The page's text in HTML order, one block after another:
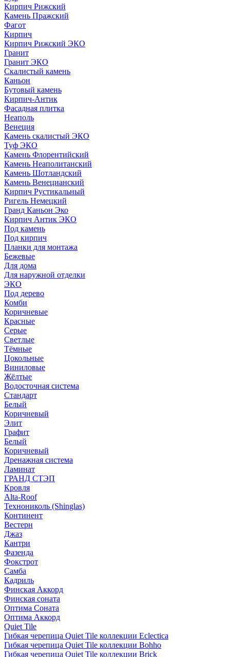
Кирпич Рижский
Камень Пражский
Фагот
Кирпич
Кирпич Рижский ЭКО
Гранит
Гранит ЭКО
Скалистый камень
Каньон
Бутовый камень
Кирпич-Антик
Фасадная плитка
Неаполь
Венеция
Камень скалистый ЭКО
Туф ЭКО
Камень Флорентийский
Камень Неаполитанский
Камень Шотландский
Камень Венецианский
Кирпич Рустикальный
Ригель Немецкий
Гранд Каньон Эко
Кирпич Антик ЭКО
Под камень
Под кирпич
Планки для монтажа
Бежевые
Для дома
Для наружной отделки
ЭКO
Под дерево
Комби
Коричневые
Красные
Серые
Светлые
Тёмные
Цокольные
Виниловые
Жёлтые
Водосточная система
Стандарт
Белый
Коричневый
Элит
Графит
Белый
Коричневый
Дренажная система
Ламинат
ГРАНД СТЭП
Кровля
Alta-Roof
Технониколь (Shinglas)
Континент
Вестерн
Джаз
Кантри
Фазенда
Фокстрот
Самба
Кадриль
Финская Аккорд
Финская соната
Оптима Соната
Оптима Аккорд
Quiet Tile
Гибкая черепица Quiet Tile коллекции Eclectica
Гибкая черепица Quiet Tile коллекции Bohho
Гибкая черепица Quiet Tile коллекции Brick